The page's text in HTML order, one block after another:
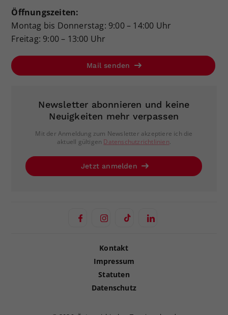
Öffnungszeiten:
Montag bis Donnerstag: 9:00 – 14:00 Uhr
Freitag: 9:00 – 13:00 Uhr
Mail senden
Newsletter abonnieren und keine
Neuigkeiten mehr verpassen
Mit der Anmeldung zum Newsletter akzeptiere ich die
aktuell gültigen Datenschutzrichtlinien.
Jetzt anmelden
Kontakt
Impressum
Statuten
Datenschutz